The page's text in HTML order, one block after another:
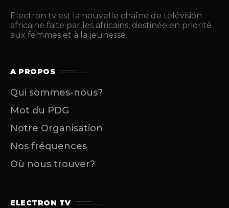
Electron tv est la nouvelle chaîne de télévision
africaine faite par les africains, destinée en priorité
aux femmes et à la jeunesse.
A PROPOS
Qui sommes-nous?
Mot du PDG
Notre Organisation
Nos fréquences
Où nous trouver?
ELECTRON TV